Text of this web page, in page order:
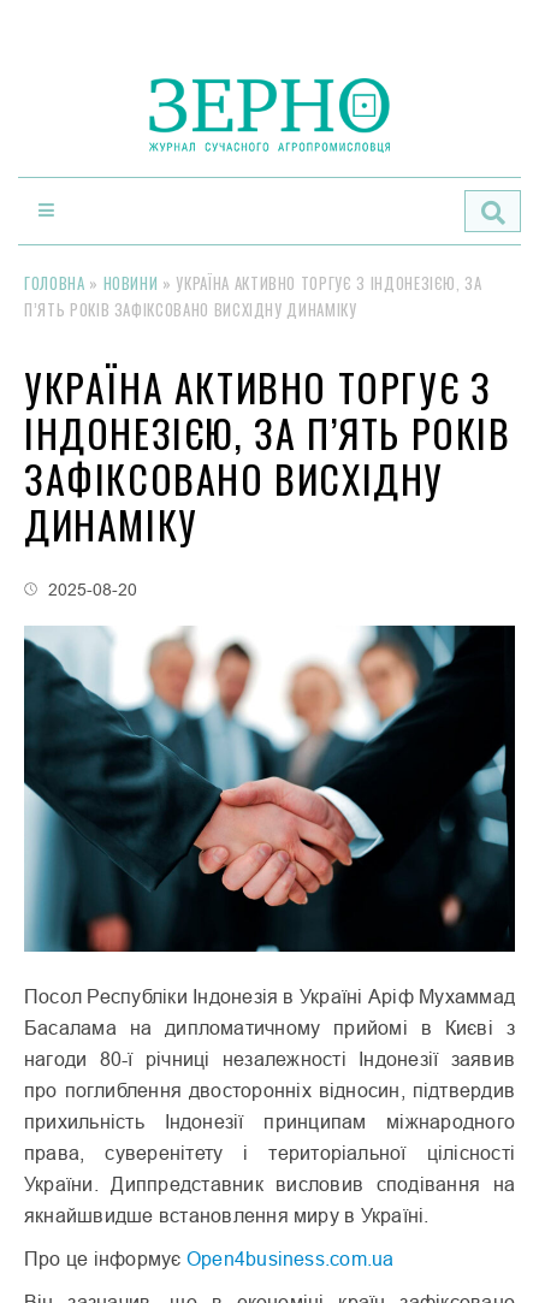
ГОЛОВНА » НОВИНИ » УКРАЇНА АКТИВНО ТОРГУЄ З ІНДОНЕЗІЄЮ, ЗА
П’ЯТЬ РОКІВ ЗАФІКСОВАНО ВИСХІДНУ ДИНАМІКУ
УКРАЇНА АКТИВНО ТОРГУЄ З
ІНДОНЕЗІЄЮ, ЗА П’ЯТЬ РОКІВ
ЗАФІКСОВАНО ВИСХІДНУ
ДИНАМІКУ
2025-08-20
Посол Республіки Індонезія в Україні Аріф Мухаммад
Басалама на дипломатичному прийомі в Києві з
нагоди 80-ї річниці незалежності Індонезії заявив
про поглиблення двосторонніх відносин, підтвердив
прихильність Індонезії принципам міжнародного
права, суверенітету і територіальної цілісності
України. Диппредставник висловив сподівання на
якнайшвидше встановлення миру в Україні.
Про це інформує Open4business.com.ua